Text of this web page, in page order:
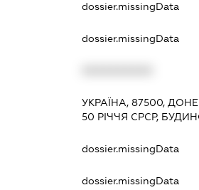
dossier.missingData
dossier.missingData
УКРАЇНА, 87500,
50 РІЧЧЯ СРСР,
dossier.missingData
dossier.missingData